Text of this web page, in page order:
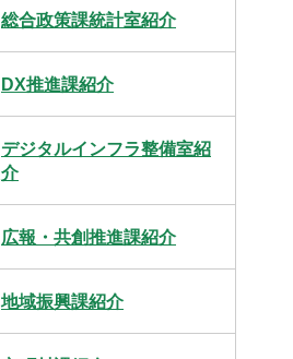
総合政策課統計室紹介
DX推進課紹介
デジタルインフラ整備室紹
介
広報・共創推進課紹介
地域振興課紹介